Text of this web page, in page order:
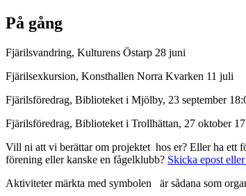
På gång
Fjärilsvandring, Kulturens Östarp 28 juni
Fjärilsexkursion, Konsthallen Norra Kvarken 11 juli
Fjärilsföredrag, Biblioteket i Mjölby, 23 september
Fjärilsföredrag, Biblioteket i Trollhättan, 27 oktober
Vill ni att vi berättar om projektet hos er? Eller ha ett
förening eller kanske en fågelklubb? Skicka epost
Aktiviteter märkta med symbolen
är sådana som